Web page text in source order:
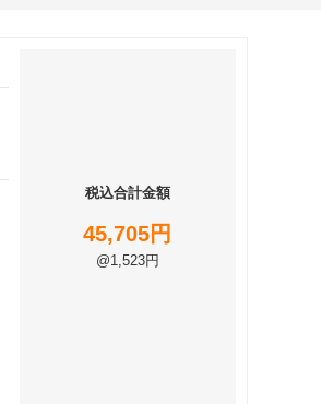
税込合計金額
45,705円
@1,523円